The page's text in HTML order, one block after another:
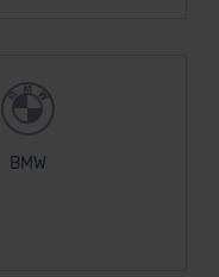
BMW